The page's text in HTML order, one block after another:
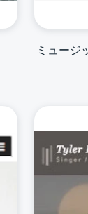
ミュージ